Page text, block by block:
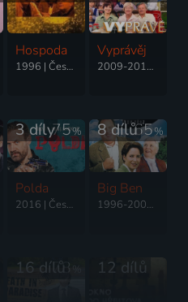
Hospoda
1996 | Česká republika | Komedie
Vyprávěj
2009-2012 | Česká republika | Drama, Komedie, Rodinný
75%
3 díly
Polda
2016 | Česká republika | Krimi
65%
8 dílů
Big Ben
1996-2008 | Německo | Krimi, Komedie
78
16 dílů 12 dílů